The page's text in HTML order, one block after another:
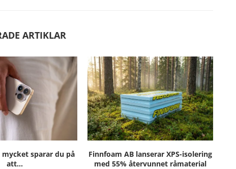
ARTIKLAR
XPS-isolering
råmaterial
Framtidens återvinning i fokus på
Recyclingdagen Stockholm 2026